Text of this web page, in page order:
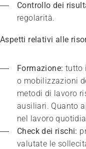
Controllo dei
regolarità.
Aspetti relativi alle
Formazione: tutto
o mobilizzazioni
metodi di lavoro
ausiliari. Quanto
nel lavoro
Check dei rischi:
valutate le